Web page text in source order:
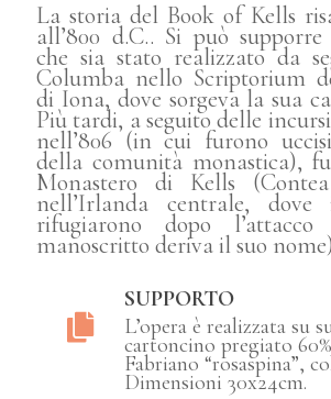
La storia del Book of Kells
all’800 d.C.. Si può
che sia stato realizzato da
Columba nello Scriptorium
di Iona, dove sorgeva la sua
Più tardi, a seguito delle
nell’806 (in cui furono
della comunità monastica),
Monastero di Kells
nell’Irlanda centrale,
rifugiarono dopo
manoscritto deriva il suo
SUPPORTO
L’opera è realizzata su
cartoncino pregiato
Fabriano “rosaspina”,
Dimensioni 30x24cm.